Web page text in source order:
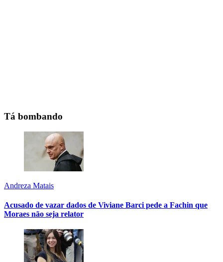
Tá bombando
Andreza Matais
Acusado de vazar dados de Viviane Barci pede a Fachin que
Moraes não seja relator